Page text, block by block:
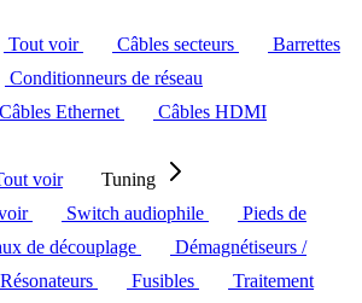
Tout voir Câbles secteurs
Barrettes
Conditionneurs de réseau
Câbles Ethernet
Câbles HDMI
voir
Tuning
Switch audiophile
Pieds de
de découplage
Démagnétiseurs /
Fusibles
Traitement